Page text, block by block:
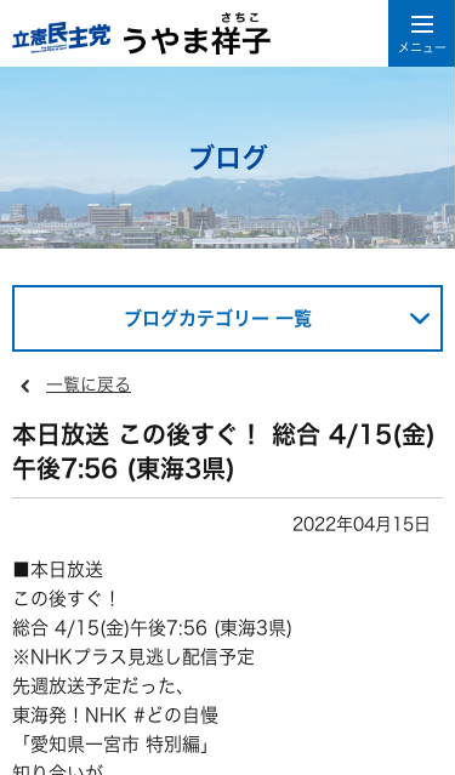
ブログ
ブログカテゴリー 一覧
一覧に戻る
本日放送 この後すぐ！ 総合 4/15(金)
午後7:56 (東海3県)
2022年04月15日
■本日放送
この後すぐ！
総合 4/15(金)午後7:56 (東海3県)
※NHKプラス見逃し配信予定
先週放送予定だった、
東海発！NHK #どの自慢
「愛知県一宮市 特別編」